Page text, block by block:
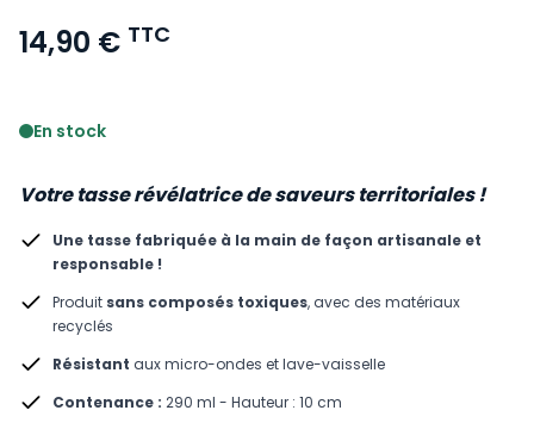
14,90 € TTC
En stock
Votre tasse révélatrice de saveurs territoriales !
Une tasse fabriquée à la main de façon artisanale et
responsable !
Produit sans composés toxiques, avec des matériaux
recyclés
Résistant aux micro-ondes et lave-vaisselle
Contenance : 290 ml - Hauteur : 10 cm